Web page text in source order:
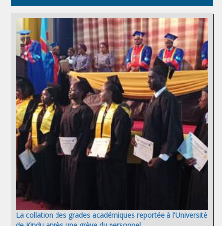
La collation des grades académiques reportée à l'Université